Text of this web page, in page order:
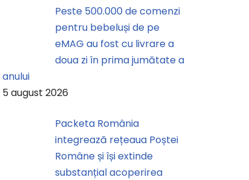
Peste 500.000 de comenzi
pentru bebeluși de pe
eMAG au fost cu livrare a
doua zi în prima jumătate a
anului
5 august 2026
Packeta România
integrează rețeaua Poștei
Române și își extinde
substanțial acoperirea